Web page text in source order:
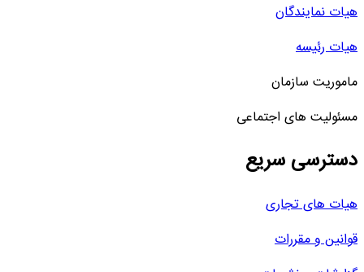
هیات نمایندگان
هیات رئیسه
ماموریت سازمان
مسئولیت های اجتماعی
دسترسی سریع
هیات های تجاری
قوانین و مقررات